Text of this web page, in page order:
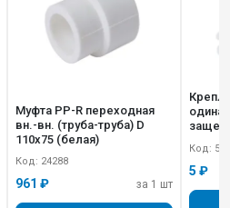
Муфта PP-R переходная
вн.-вн. (труба-труба) D
110х75 (белая)
Код: 24288
961 ₽ за 1 шт
Код:
5 ₽